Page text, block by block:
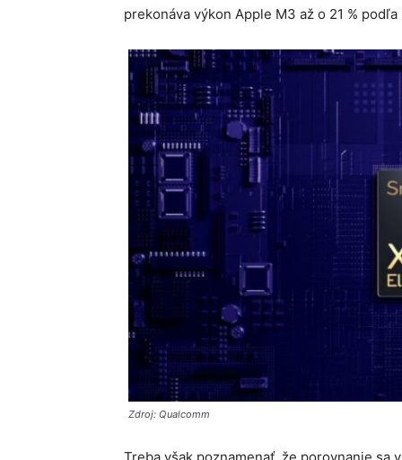
prekonáva výkon Apple M3 až o 21 %
Zdroj: Qualcomm